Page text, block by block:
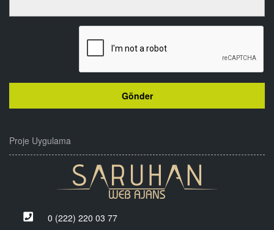
Proje Uygulama
0 (222) 220 03 77